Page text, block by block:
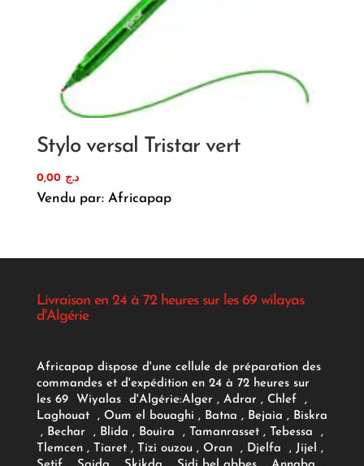
Stylo versal Tristar vert
د.ج 0,00
Vendu par: Africapap
Livraison en 24 à 72 heures sur les 69 wilayas
d'Algérie
Africapap dispose d'une cellule de préparation des
commandes et d'expédition en 24 à 72 heures sur
les 69 Wiyalas d'Algérie:Alger , Adrar, Chlef ,
Laghouat , Oum el bouaghi , Batna , Bejaia , Biskra
, Bechar , Blida , Bouira , Tamanrasset , Tebessa ,
Tlemcen , Tiaret , Tizi ouzou , Oran , Djelfa , Jijel ,